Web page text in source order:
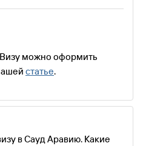
можно оформить
статье.
в Сауд Аравию. Какие